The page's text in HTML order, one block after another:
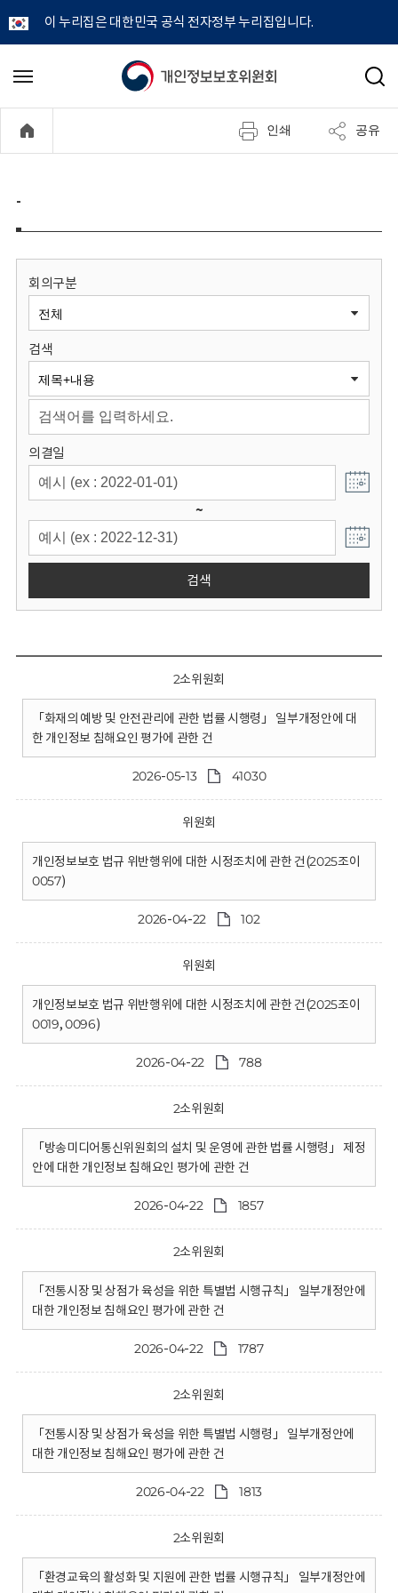
이 누리집은 대한민국 공식 전자정부 누리집입니다.
개
정
보
원
회
메
기
검
인쇄 공유
-
회의구분
검색
의결일
~
검색
2소위원회
「화재의 예방 및 안전관리에 관한 법률 시행령」 일부개정안에 대
한 개인정보 침해요인 평가에 관한 건
2026-05-13 41030
위원회
개인정보보호 법규 위반행위에 대한 시정조치에 관한 건(2025조이
0057)
2026-04-22 102
위원회
개인정보보호 법규 위반행위에 대한 시정조치에 관한 건(2025조이
0019, 0096)
2026-04-22 788
2소위원회
「방송미디어통신위원회의 설치 및 운영에 관한 법률 시행령」 제정
안에 대한 개인정보 침해요인 평가에 관한 건
2026-04-22 1857
2소위원회
「전통시장 및 상점가 육성을 위한 특별법 시행규칙」 일부개정안에
대한 개인정보 침해요인 평가에 관한 건
2026-04-22 1787
2소위원회
「전통시장 및 상점가 육성을 위한 특별법 시행령」 일부개정안에
대한 개인정보 침해요인 평가에 관한 건
2026-04-22 1813
2소위원회
「환경교육의 활성화 및 지원에 관한 법률 시행규칙」 일부개정안에